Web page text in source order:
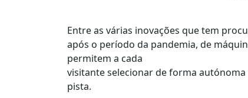
Entre as várias inovações que tem
após o período da pandemia, de
permitem a cada
visitante selecionar de forma
pista.